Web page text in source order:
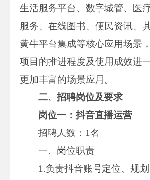
生活服务平台、数字城管、医
服务、在线图书、便民资讯、
黄牛平台集成等核心应用场景
项目的推进程度及使用成效进
更加丰富的场景应用。
二、招聘岗位及要求
岗位一：抖音直播运营
招聘人数：1名
一、岗位职责
1.负责抖音账号定位、规